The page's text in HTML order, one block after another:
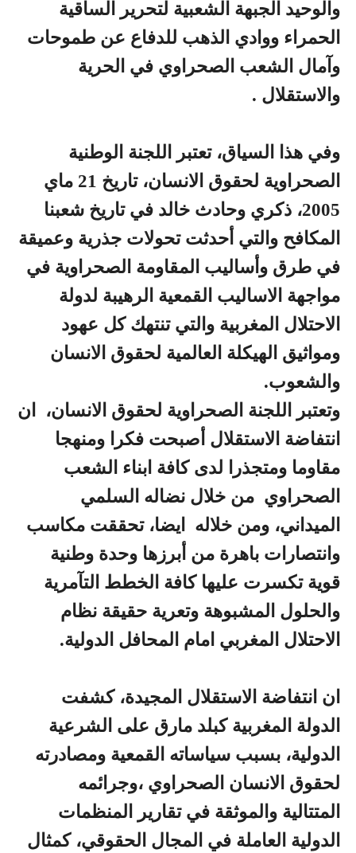
والوحيد الجبهة الشعبية لتحرير الساقية
الحمراء ووادي الذهب للدفاع عن طموحات
وآمال الشعب الصحراوي في الحرية
والاستقلال .
وفي هذا السياق، تعتبر اللجنة الوطنية
الصحراوية لحقوق الانسان، تاريخ 21 ماي
2005، ذكري وحادث خالد في تاريخ شعبنا
المكافح والتي أحدثت تحولات جذرية وعميقة
في طرق وأساليب المقاومة الصحراوية في
مواجهة الاساليب القمعية الرهيبة لدولة
الاحتلال المغربية والتي تنتهك كل عهود
ومواثيق الهيكلة العالمية لحقوق الانسان
والشعوب.
وتعتبر اللجنة الصحراوية لحقوق الانسان، ان
انتفاضة الاستقلال أصبحت فكرا ومنهجا
مقاوما ومتجذرا لدى كافة ابناء الشعب
الصحراوي من خلال نضاله السلمي
الميداني، ومن خلاله ايضا، تحققت مكاسب
وانتصارات باهرة من أبرزها وحدة وطنية
قوية تكسرت عليها كافة الخطط التآمرية
والحلول المشبوهة وتعرية حقيقة نظام
الاحتلال المغربي امام المحافل الدولية.
ان انتفاضة الاستقلال المجيدة، كشفت
الدولة المغربية كبلد مارق على الشرعية
الدولية، بسبب سياساته القمعية ومصادرته
لحقوق الانسان الصحراوي ،وجرائمه
المتتالية والموثقة في تقارير المنظمات
الدولية العاملة في المجال الحقوقي، كمثال